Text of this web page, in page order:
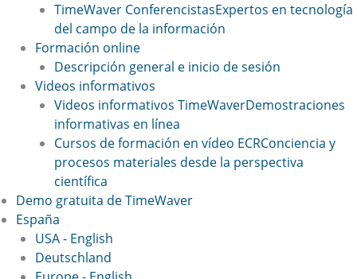
TimeWaver ConferencistasExpertos en tecnología
del campo de la información
Formación online
Descripción general e inicio de sesión
Videos informativos
Videos informativos TimeWaverDemostraciones
informativas en línea
Cursos de formación en vídeo ECRConciencia y
procesos materiales desde la perspectiva
científica
Demo gratuita de TimeWaver
España
USA - English
Deutschland